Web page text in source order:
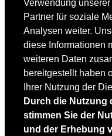
Verwendung
Partner für soziale
Analysen weiter.
diese Informationen
weiteren Daten
bereitgestellt haben
Ihrer Nutzung der
Durch die Nutzung
stimmen Sie der
und der Erhebung
SKITEST
Ski-FAQ
Tipps Ski-Kauf
Ski-Typen
Skishops
EQUIPMENT
Skibekleidung
Skischuhe
Bootfitting
Skihelme
Skiservice selbst